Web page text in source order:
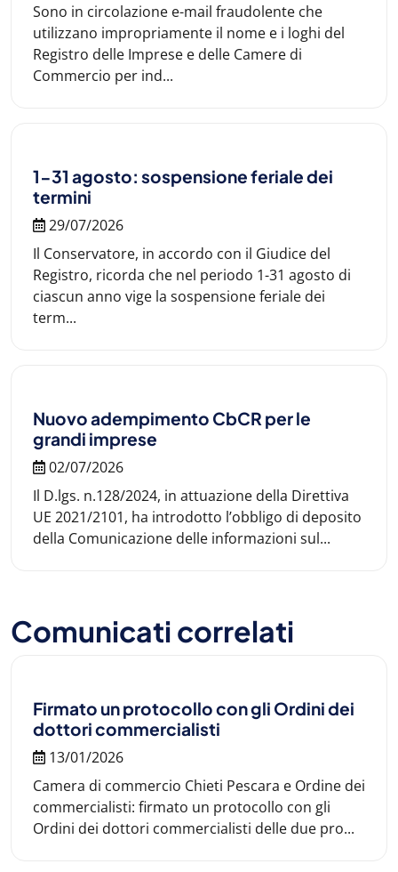
Sono in circolazione e-mail fraudolente che
utilizzano impropriamente il nome e i loghi del
Registro delle Imprese e delle Camere di
Commercio per ind...
1-31 agosto: sospensione feriale dei
termini
29/07/2026
Il Conservatore, in accordo con il Giudice del
Registro, ricorda che nel periodo 1-31 agosto di
ciascun anno vige la sospensione feriale dei
term...
Nuovo adempimento CbCR per le
grandi imprese
02/07/2026
Il D.lgs. n.128/2024, in attuazione della Direttiva
UE 2021/2101, ha introdotto l’obbligo di deposito
della Comunicazione delle informazioni sul...
Comunicati correlati
Firmato un protocollo con gli Ordini dei
dottori commercialisti
13/01/2026
Camera di commercio Chieti Pescara e Ordine dei
commercialisti: firmato un protocollo con gli
Ordini dei dottori commercialisti delle due pro...